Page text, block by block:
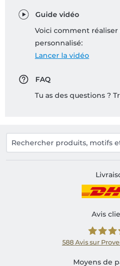
Guide vidéo
Voici comment
personnalisé:
Lancer la vidéo
FAQ
Tu as des questions ?
Avis
588 Avis sur
Moyens de